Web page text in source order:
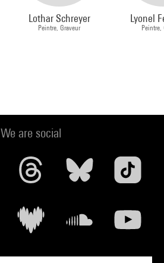
Lothar Schreyer
Peintre, Graveur
Lyonel
Peintre,
We are social